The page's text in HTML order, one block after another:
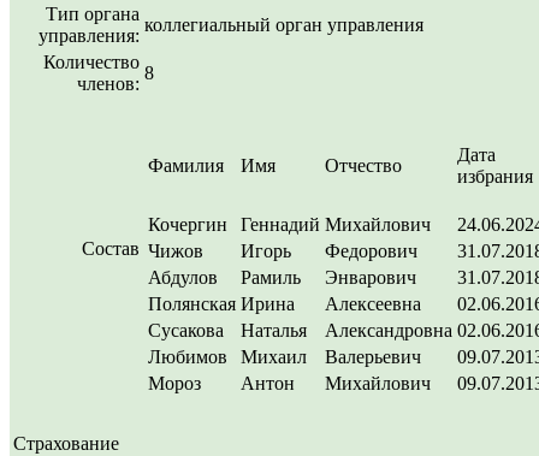
Тип органа
управления:
коллегиальный орган управления
Количество
членов:
8
Состав
Фамилия Имя Отчество
Дата
избрания
Кочергин Геннадий Михайлович
Чижов
Игорь Федорович
Абдулов
Рамиль Энварович
Полянская Ирина Алексеевна
Сусакова
Наталья Александровна
Любимов
Михаил Валерьевич
Мороз
Антон Михайлович
Страхование